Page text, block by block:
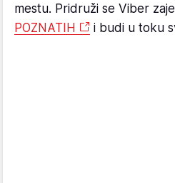
mestu. Pridruži se Viber
POZNATIH
i budi u toku